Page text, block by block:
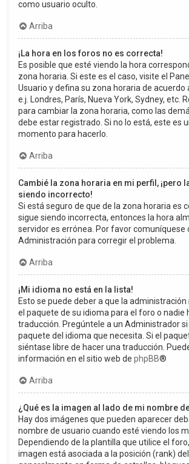
como usuario oculto.
Arriba
¡La hora en los foros no es correcta!
Es posible que esté viendo la hora
zona horaria. Si este es el caso, visite el
Usuario y defina su zona horaria de acuerdo
e.j. Londres, París, Nueva York, Sydney, etc.
para cambiar la zona horaria, como las
debe estar registrado. Si no lo está, este es
momento para hacerlo.
Arriba
Cambié la zona horaria en mi perfil, ¡pero
siendo incorrecto!
Si está seguro de que de la zona horaria es
sigue siendo incorrecta, entonces la hora
servidor es errónea. Por favor comuníquese
Administración para corregir el problema.
Arriba
¡Mi idioma no está en la lista!
Esto se puede deber a que la
el paquete de su idioma para el foro o nadie
traducción. Pregúntele a un Administrador si
paquete del idioma que necesita. Si el
siéntase libre de hacer una traducción.
información en el sitio web de phpBB®
Arriba
¿Qué es la imagen al lado de mi nombre
Hay dos imágenes que pueden aparecer
nombre de usuario cuando esté viendo los
Dependiendo de la plantilla que utilice el
imagen está asociada a la posición (rank)